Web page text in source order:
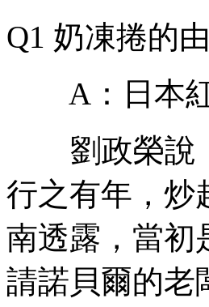
Q1 奶凍捲的
A：日本紅
劉政榮說，
行之有年，炒
南透露，當初
請諾貝爾的老